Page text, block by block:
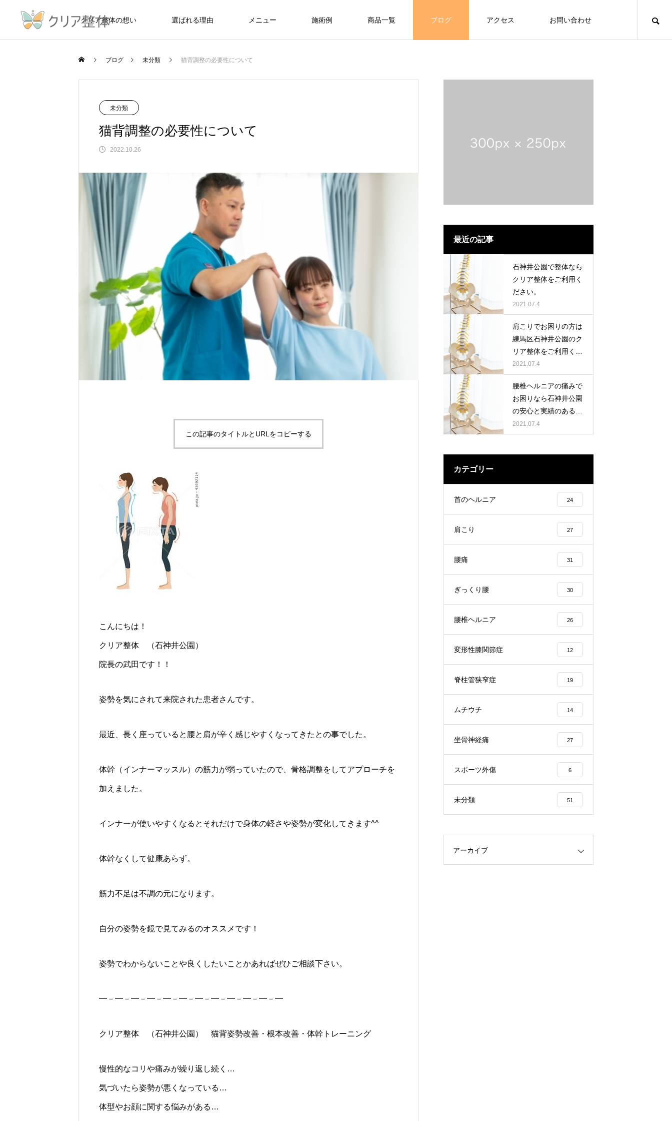
クリア整体の想い 選ばれる理由 メニュー 施術例 商品一覧 ブログ アクセス お問い合わせ
Warning
/home/xs535064/clear-seitai101.com/public_html/wp-
ブログ 未分類 猫背調整の必要性について
未分類
猫背調整の必要性について
2022.10.26
この記事のタイトルとURLをコピーする
こんにちは！
クリア整体 （石神井公園）
院長の武田です！！
姿勢を気にされて来院された患者さんです。
最近、長く座っていると腰と肩が辛く感じやすくなってきたとの事でした。
体幹（インナーマッスル）の筋力が弱っていたので、骨格調整をしてアプローチを
加えました。
インナーが使いやすくなるとそれだけで身体の軽さや姿勢が変化してきます^^
体幹なくして健康あらず。
筋力不足は不調の元になります。
自分の姿勢を鏡で見てみるのオススメです！
姿勢でわからないことや良くしたいことかあればぜひご相談下さい。
━－━－━－━－━－━－━－━－━－━－━－━
クリア整体 （石神井公園） 猫背姿勢改善・根本改善・体幹トレーニング
慢性的なコリや痛みが繰り返し続く…
気づいたら姿勢が悪くなっている…
体型やお顔に関する悩みがある…
最近の記事
石神井公園で整体なら
クリア整体をご利用く
ださい。
2021.07.4
肩こりでお困りの方は
練馬区石神井公園のク
リア整体をご利用くだ
さい。
2021.07.4
腰椎ヘルニアの痛みで
お困りなら石神井公園
の安心と実績のあるク
リア整体
2021.07.4
カテゴリー
首のヘルニア 24
肩こり 27
腰痛 31
ぎっくり腰 30
腰椎ヘルニア 26
変形性膝関節症 12
脊柱管狭窄症 19
ムチウチ 14
坐骨神経痛 27
スポーツ外傷 6
未分類 51
アーカイブ